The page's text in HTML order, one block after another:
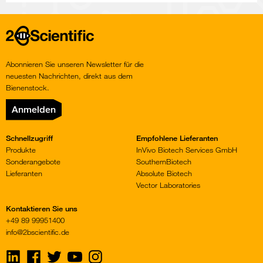
Home
Abonnieren Sie unseren Newsletter für die
neuesten Nachrichten, direkt aus dem
Bienenstock.
Anmelden
Schnellzugriff
Produkte
Sonderangebote
Lieferanten
Empfohlene Lieferanten
InVivo Biotech Services GmbH
SouthernBiotech
Absolute Biotech
Vector Laboratories
Kontaktieren Sie uns
+49 89 99951400
info@2bscientific.de
Visit
us
Visit
Visit
us
Visit
us
Visit
us